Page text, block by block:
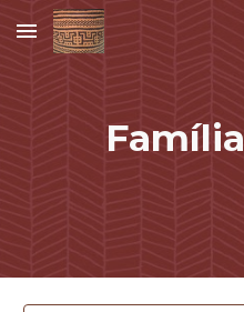
Skip to main content
Família